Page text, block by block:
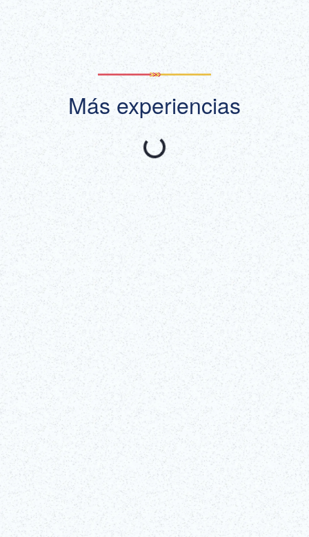
Mostrar todo
Más experiencias
Recomendado
Descubre, entre bambalinas, uno de los artes escénicos más